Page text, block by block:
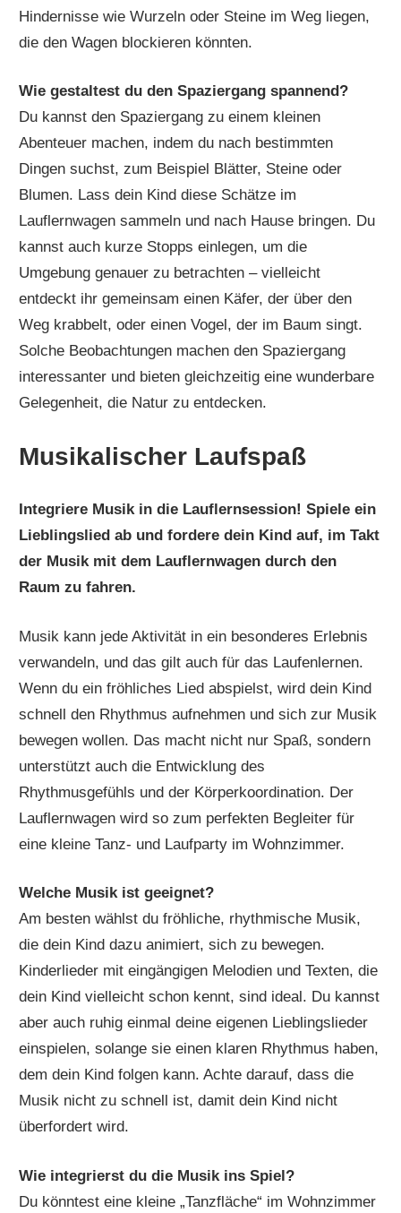
Hindernisse wie Wurzeln oder Steine im Weg liegen,
die den Wagen blockieren könnten.
Wie gestaltest du den Spaziergang spannend?
Du kannst den Spaziergang zu einem kleinen
Abenteuer machen, indem du nach bestimmten
Dingen suchst, zum Beispiel Blätter, Steine oder
Blumen. Lass dein Kind diese Schätze im
Lauflernwagen sammeln und nach Hause bringen. Du
kannst auch kurze Stopps einlegen, um die
Umgebung genauer zu betrachten – vielleicht
entdeckt ihr gemeinsam einen Käfer, der über den
Weg krabbelt, oder einen Vogel, der im Baum singt.
Solche Beobachtungen machen den Spaziergang
interessanter und bieten gleichzeitig eine wunderbare
Gelegenheit, die Natur zu entdecken.
Musikalischer Laufspaß
Integriere Musik in die Lauflernsession! Spiele ein
Lieblingslied ab und fordere dein Kind auf, im Takt
der Musik mit dem Lauflernwagen durch den
Raum zu fahren.
Musik kann jede Aktivität in ein besonderes Erlebnis
verwandeln, und das gilt auch für das Laufenlernen.
Wenn du ein fröhliches Lied abspielst, wird dein Kind
schnell den Rhythmus aufnehmen und sich zur Musik
bewegen wollen. Das macht nicht nur Spaß, sondern
unterstützt auch die Entwicklung des
Rhythmusgefühls und der Körperkoordination. Der
Lauflernwagen wird so zum perfekten Begleiter für
eine kleine Tanz- und Laufparty im Wohnzimmer.
Welche Musik ist geeignet?
Am besten wählst du fröhliche, rhythmische Musik,
die dein Kind dazu animiert, sich zu bewegen.
Kinderlieder mit eingängigen Melodien und Texten, die
dein Kind vielleicht schon kennt, sind ideal. Du kannst
aber auch ruhig einmal deine eigenen Lieblingslieder
einspielen, solange sie einen klaren Rhythmus haben,
dem dein Kind folgen kann. Achte darauf, dass die
Musik nicht zu schnell ist, damit dein Kind nicht
überfordert wird.
Wie integrierst du die Musik ins Spiel?
Du könntest eine kleine „Tanzfläche“ im Wohnzimmer